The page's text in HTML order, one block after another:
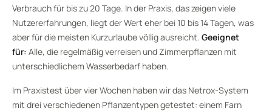
Verbrauch für bis zu 20 Tage. In der Praxis, das zeigen viele
Nutzererfahrungen, liegt der Wert eher bei 10 bis 14 Tagen, was
aber für die meisten Kurzurlaube völlig ausreicht. Geeignet
für: Alle, die regelmäßig verreisen und Zimmerpflanzen mit
unterschiedlichem Wasserbedarf haben.
Im Praxistest über vier Wochen haben wir das Netrox-System
mit drei verschiedenen Pflanzentypen getestet: einem Farn